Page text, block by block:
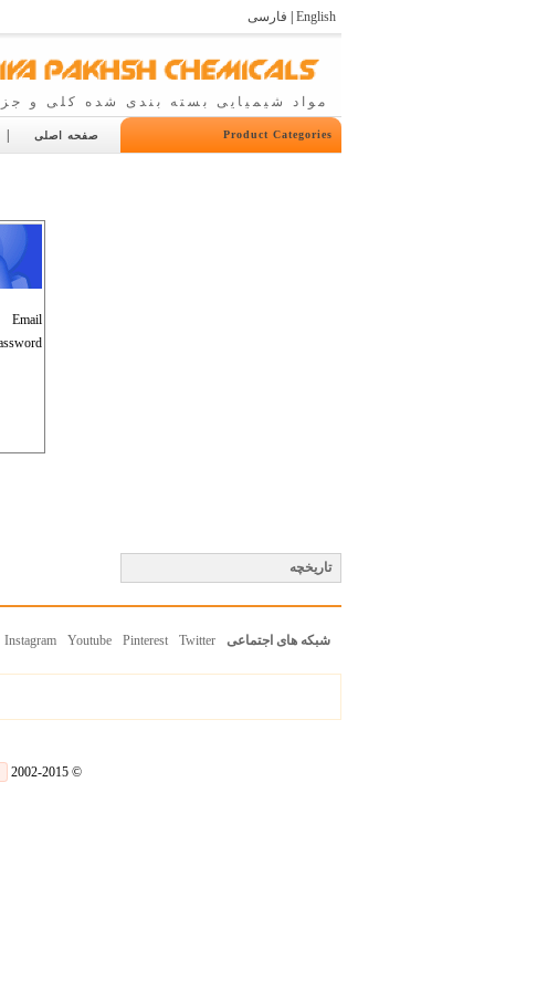
English فارسی
مواد شیمیایی بسته بندی شده کلی و
Product Categories صفحه اصلی
Email
تاریخچه
شبکه های اجتماعی Twitter
Pinterest
Youtube
Instagram
© 2002-2015 kimiyapakhsh.ir Copyright, All Rights Reserved. Powered by